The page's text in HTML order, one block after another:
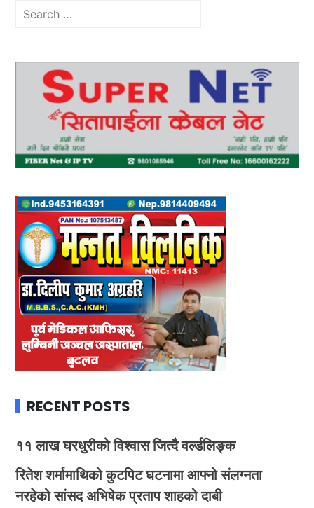
Search
RECENT POSTS
११ लाख घरधुरीको विश्वास जित्दै वर्ल्डलिङ्क
रितेश शर्मामाथिको कुटपिट घटनामा आफ्नो संलग्नता
नरहेको सांसद अभिषेक प्रताप शाहको दाबी